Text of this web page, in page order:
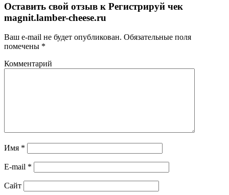
Оставить свой отзыв к Регистрируй чек
magnit.lamber-cheese.ru
Ваш e-mail не будет опубликован. Обязательные поля
помечены *
Комментарий
Имя *
E-mail *
Сайт